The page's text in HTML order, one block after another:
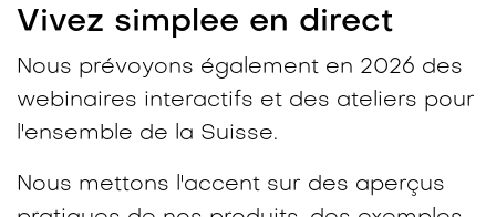
Vivez simplee en direct​
Nous prévoyons également en 2026 des
webinaires interactifs et des ateliers pour
l'ensemble de la Suisse.
Nous mettons l'accent sur des aperçus